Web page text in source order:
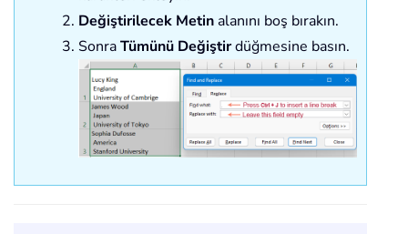
Değiştirilecek Metinalanını boş bırakın.
SonraTümünü Değiştirdüğmesine basın.